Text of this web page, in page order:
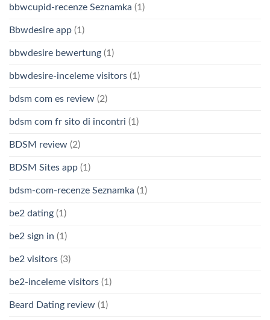
bbwcupid-recenze Seznamka (1)
Bbwdesire app (1)
bbwdesire bewertung (1)
bbwdesire-inceleme visitors (1)
bdsm com es review (2)
bdsm com fr sito di incontri (1)
BDSM review (2)
BDSM Sites app (1)
bdsm-com-recenze Seznamka (1)
be2 dating (1)
be2 sign in (1)
be2 visitors (3)
be2-inceleme visitors (1)
Beard Dating review (1)